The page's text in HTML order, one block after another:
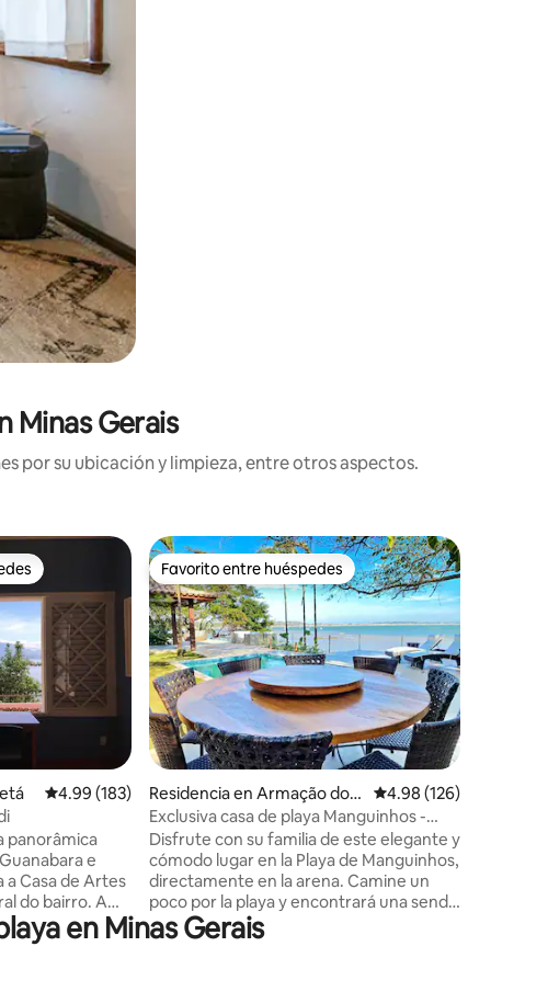
Minas Gerais
por su ubicación y limpieza, entre otros aspectos.
entre huéspedes
Calificación promedio: 4.99 de 5; 183 evaluaciones
4.99 (183)
panorâmica
e
a Casa de Artes
do bairro. A
ao lado de
da ilha e
Favorito entre huéspedes
Favorito entre huéspedes
Residencia en Armação dos
Búzios
Calificación promedio:
4.98 (126)
Exclusiva casa de playa Manguinhos -
Piscina climatizada
Disfrute con su familia de este elegante y
cómodo lugar en la Playa de Manguinhos,
directamente en la arena. Camine un
poco por la playa y encontrará una senda
que conduce a la impresionante Playa da
Tartaruga, ¡es hermosa! O diríjase al
en Minas Gerais